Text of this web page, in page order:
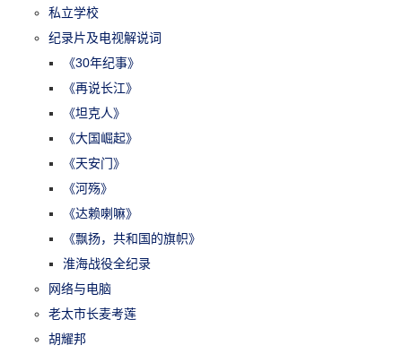
私立学校
纪录片及电视解说词
《30年纪事》
《再说长江》
《坦克人》
《大国崛起》
《天安门》
《河殇》
《达赖喇嘛》
《飘扬，共和国的旗帜》
淮海战役全纪录
网络与电脑
老太市长麦考莲
胡耀邦